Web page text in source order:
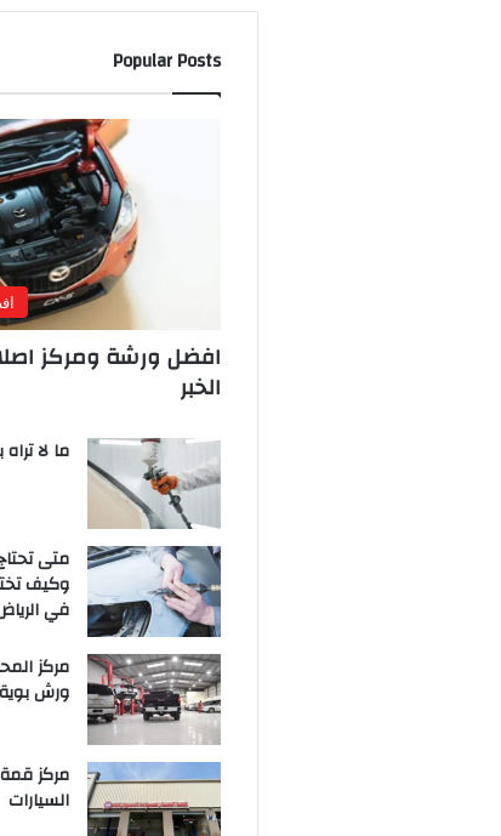
Popular Posts
افضل ورشة ومركز
الخبر
ما لا
متى
وكيف
في
مركز
ورش
مركز قمة
السيارات